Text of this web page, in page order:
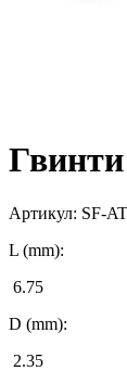
Гвинти
Артикул: SF-
L (mm):
6.75
D (mm):
2.35